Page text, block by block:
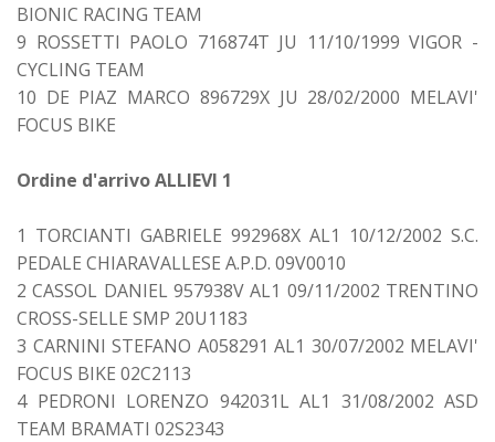
BIONIC RACING TEAM
9 ROSSETTI PAOLO 716874T JU 11/10/1999 VIGOR -
CYCLING TEAM
10 DE PIAZ MARCO 896729X JU 28/02/2000 MELAVI'
FOCUS BIKE
Ordine d'arrivo ALLIEVI 1
1 TORCIANTI GABRIELE 992968X AL1 10/12/2002 S.C.
PEDALE CHIARAVALLESE A.P.D. 09V0010
2 CASSOL DANIEL 957938V AL1 09/11/2002 TRENTINO
CROSS-SELLE SMP 20U1183
3 CARNINI STEFANO A058291 AL1 30/07/2002 MELAVI'
FOCUS BIKE 02C2113
4 PEDRONI LORENZO 942031L AL1 31/08/2002 ASD
TEAM BRAMATI 02S2343